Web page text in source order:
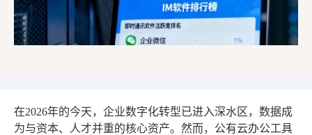
在2026年的今天，企业数字化转型已进入深水区，数据成
为与资本、人才并重的核心资产。然而，公有云办公工具